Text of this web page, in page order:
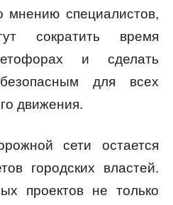
мнению специалистов,
сократить время
и сделать
для всех
движения.
сети остается
городских властей.
проектов не только